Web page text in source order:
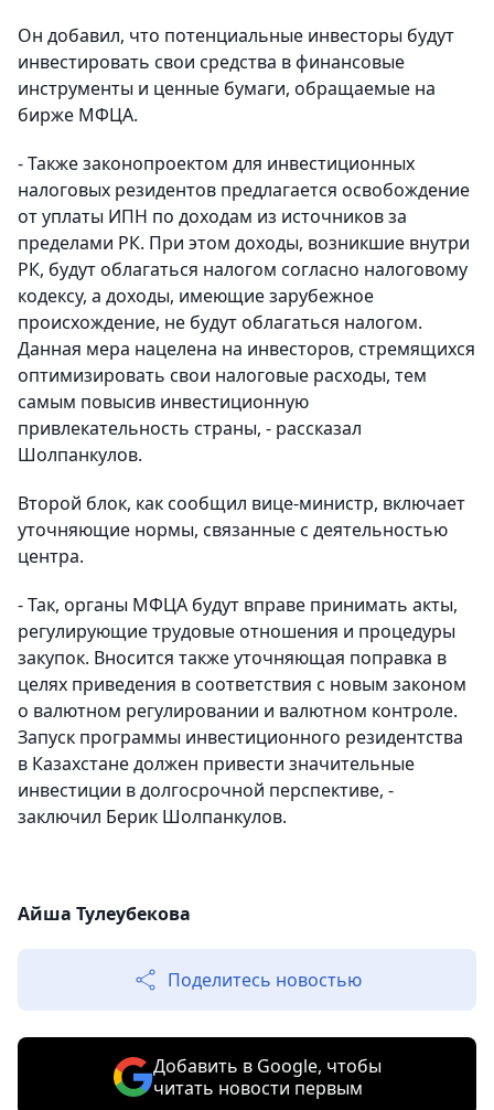
Он добавил, что потенциальные инвесторы будут
инвестировать свои средства в финансовые
инструменты и ценные бумаги, обращаемые на
бирже МФЦА.
- Также законопроектом для инвестиционных
налоговых резидентов предлагается освобождение
от уплаты ИПН по доходам из источников за
пределами РК. При этом доходы, возникшие внутри
РК, будут облагаться налогом согласно налоговому
кодексу, а доходы, имеющие зарубежное
происхождение, не будут облагаться налогом.
Данная мера нацелена на инвесторов, стремящихся
оптимизировать свои налоговые расходы, тем
самым повысив инвестиционную
привлекательность страны, - рассказал
Шолпанкулов.
Второй блок, как сообщил вице-министр, включает
уточняющие нормы, связанные с деятельностью
центра.
- Так, органы МФЦА будут вправе принимать акты,
регулирующие трудовые отношения и процедуры
закупок. Вносится также уточняющая поправка в
целях приведения в соответствия с новым законом
о валютном регулировании и валютном контроле.
Запуск программы инвестиционного резидентства
в Казахстане должен привести значительные
инвестиции в долгосрочной перспективе, -
заключил Берик Шолпанкулов.
Айша Тулеубекова
Поделитесь новостью
Добавить в Google, чтобы
читать новости первым